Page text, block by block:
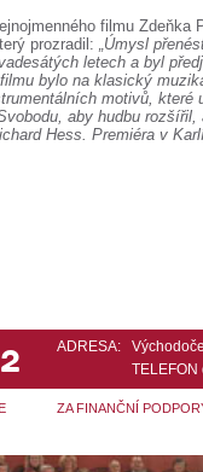
filmu Zdeňka
prozradil: „Úmysl
letech a byl
bylo na klasický
motivů, které
aby hudbu
Hess. Premiéra v
ADRESA:
ZA FINANČNÍ